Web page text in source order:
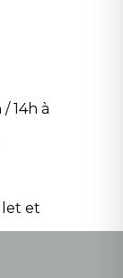
14h à
et